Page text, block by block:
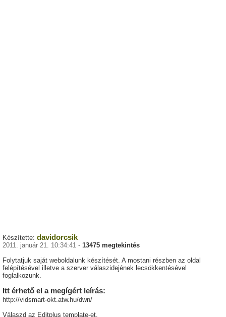
Készítette: davidorcsik
2011. január 21. 10:34:41 - 13475 megtekintés
Folytatjuk saját weboldalunk készítését. A mostani részben az oldal
felépítésével illetve a szerver válaszidejének lecsökkentésével
foglalkozunk.
Itt érhető el a megígért leírás:
http://vidsmart-okt.atw.hu/dwn/
Válaszd az Editplus template-et.